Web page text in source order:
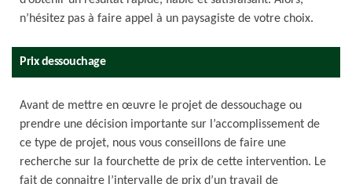
n’hésitez pas à faire appel à un paysagiste de votre choix.
Prix dessouchage
Avant de mettre en œuvre le projet de dessouchage ou
prendre une décision importante sur l’accomplissement de
ce type de projet, nous vous conseillons de faire une
recherche sur la fourchette de prix de cette intervention. Le
fait de connaitre l’intervalle de prix d’un travail de